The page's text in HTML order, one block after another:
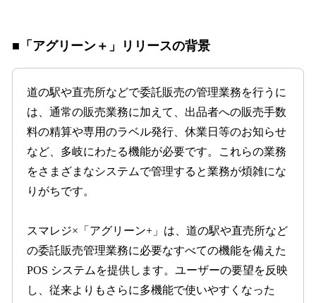
■「アグリーン＋」リリースの背景
道の駅や直売所などで委託販売の管理業務を行うに
は、通常の販売業務に加えて、出品者への販売手数
料の精算や専用のラベル発行、休業日等のお知らせ
など、多岐にわたる機能が必要です。これらの業務
をさまざまなシステムで管理すると業務が煩雑にな
りがちです。
スマレジ×「アグリーン+」は、道の駅や直売所など
の委託販売管理業務に必要なすべての機能を備えた
POS システムを提供します。ユーザーの要望を反映
し、従来よりもさらに多機能で使いやすくなった